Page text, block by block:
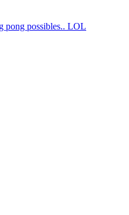
pong possibles.. LOL